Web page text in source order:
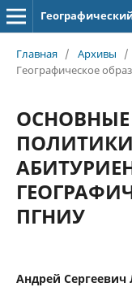
Главная / Архивы /
Географическое
ПГНИУ
Андрей Сергеевич